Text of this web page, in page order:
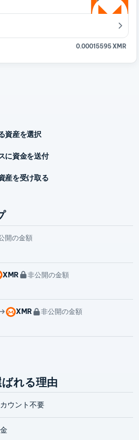
0.00015595 XMR
資産を選択
に資金を送付
産を受け取る
開の金額
XMR 非公開の金額
XMR 非公開の金額
れる理由
ウント不要